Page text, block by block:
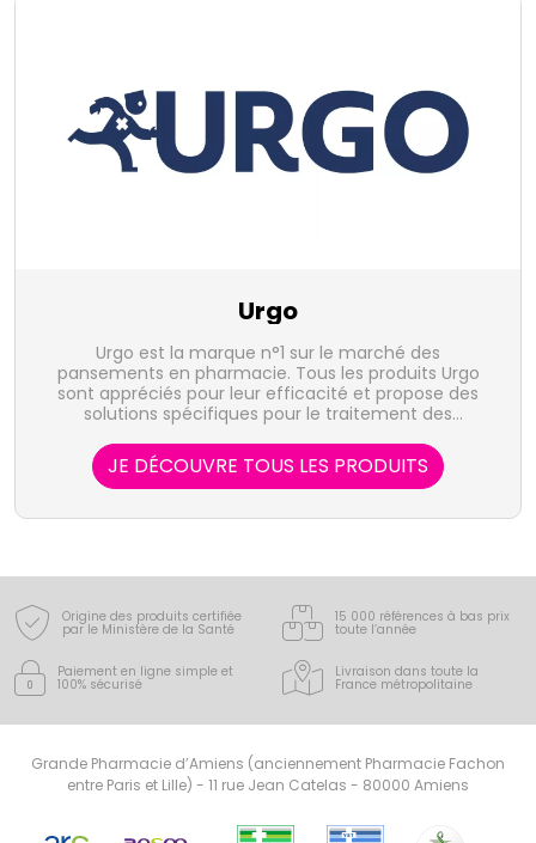
Urgo
Urgo est la marque n°1 sur le marché des
pansements en pharmacie. Tous les produits Urgo
sont appréciés pour leur efficacité et propose des
solutions spécifiques pour le traitement des
encore cicatrices.
JE DÉCOUVRE TOUS LES PRODUITS
Origine des produits certifiée
par le Ministère de la Santé
15 000 références à bas prix
toute l’année
Paiement en ligne simple et
100% sécurisé
Livraison dans toute la
France métropolitaine
Grande Pharmacie d’Amiens (anciennement Pharmacie Fachon
entre Paris et Lille) - 11 rue Jean Catelas - 80000 Amiens